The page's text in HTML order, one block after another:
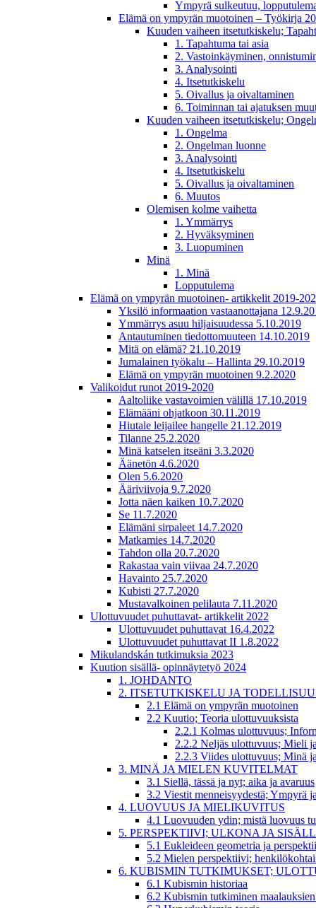
Ympyrä sulkeutuu,
Elämä on ympyrän muotoinen – Työkirja
Kuuden vaiheen itsetutkiskelu;
1. Tapahtuma tai asia
2. Vastoinkäyminen,
3. Analysointi
4. Itsetutkiskelu
5. Oivallus ja oivaltaminen
6. Toiminnan tai ajatuksen
Kuuden vaiheen itsetutkiskelu;
1. Ongelma
2. Ongelman luonne
3. Analysointi
4. Itsetutkiskelu
5. Oivallus ja oivaltaminen
6. Muutos
Olemisen kolme vaihetta
1. Ymmärrys
2. Hyväksyminen
3. Luopuminen
Minä
1. Minä
Lopputulema
Elämä on ympyrän muotoinen- artikkelit 2019-
Yksilö informaation vastaanottajana
Ymmärrys asuu hiljaisuudessa 5.10.2019
Antautuminen tiedottomuuteen 14.10.2019
Mitä on elämä? 21.10.2019
Jumalainen työkalu – Hallinta 29.10.2019
Elämä on ympyrän muotoinen 9.2.2020
Valikoidut runot 2019-2020
Aaltoliike vastavoimien välillä 17.10.2019
Elämääni ohjatkoon 30.11.2019
Hiutale leijailee hangelle 21.12.2019
Tilanne 25.2.2020
Minä katselen itseäni 3.3.2020
Äänetön 4.6.2020
Olen 5.6.2020
Ääriviivoja 9.7.2020
Jotta näen kaiken 10.7.2020
Se 11.7.2020
Elämäni sirpaleet 14.7.2020
Matkamies 14.7.2020
Tahdon olla 20.7.2020
Rakastaa vain viivaa 24.7.2020
Havainto 25.7.2020
Kubisti 27.7.2020
Mustavalkoinen pelilauta 7.11.2020
Ulottuvuudet puhuttavat- artikkelit 2022
Ulottuvuudet puhuttavat 16.4.2022
Ulottuvuudet puhuttavat II 1.8.2022
Mikulandskán tutkimuksia 2023
Kuution sisällä- opinnäytetyö 2024
1. JOHDANTO
2. ITSETUTKISKELU JA
2.1 Elämä on ympyrän muotoinen
2.2 Kuutio; Teoria ulottuvuuksista
2.2.1 Kolmas ulottuvuus;
2.2.2 Neljäs ulottuvuus; Mieli
2.2.3 Viides ulottuvuus; Minä
3. MINÄ JA MIELEN KUVITELMAT
3.1 Siellä, tässä ja nyt; aika ja avaruus
3.2 Viestit menneisyydestä; Ympyrä
4. LUOVUUS JA MIELIKUVITUS
4.1 Luovuuden ydin; mistä luovuus
5. PERSPEKTIIVI; ULKONA JA
5.1 Eukleideen geometria ja
5.2 Mielen perspektiivi;
6. KUBISMIN TUTKIMUKSET;
6.1 Kubismin historiaa
6.2 Kubismin tutkiminen